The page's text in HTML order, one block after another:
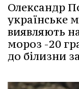
Олександр
українське
виявляють
мороз -20
до білизни